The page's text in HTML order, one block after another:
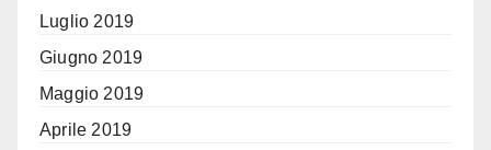
Luglio 2019
Giugno 2019
Maggio 2019
Aprile 2019